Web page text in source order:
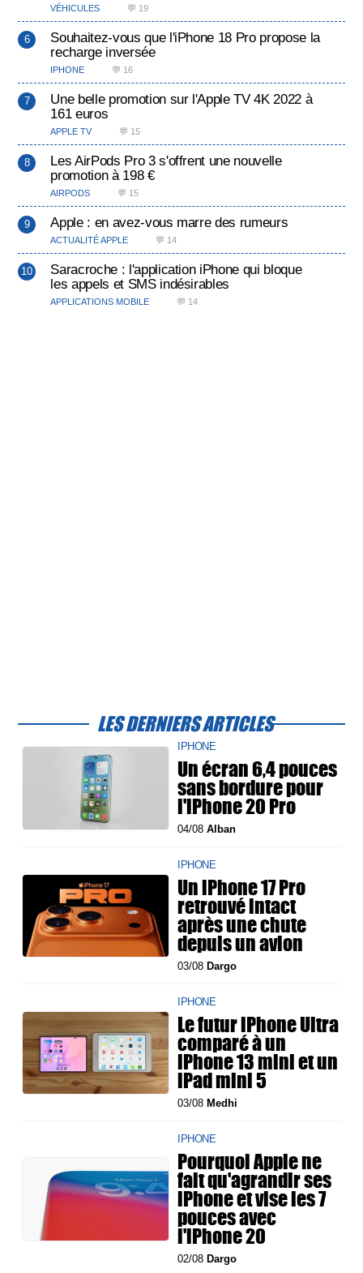
VÉHICULES 💬 19
Souhaitez-vous que l'iPhone 18 Pro propose la
recharge inversée
IPHONE 💬 16
Une belle promotion sur l'Apple TV 4K 2022 à
161 euros
APPLE TV 💬 15
Les AirPods Pro 3 s'offrent une nouvelle
promotion à 198 €
AIRPODS 💬 15
Apple : en avez-vous marre des rumeurs
ACTUALITÉ APPLE 💬 14
Saracroche : l'application iPhone qui bloque
les appels et SMS indésirables
APPLICATIONS MOBILE 💬 14
LES DERNIERS ARTICLES
IPHONE
Un écran 6,4 pouces
sans bordure pour
l'iPhone 20 Pro
04/08Alban
IPHONE
Un iPhone 17 Pro
retrouvé intact
après une chute
depuis un avion
03/08 Dargo
IPHONE
Le futur iPhone Ultra
comparé à un
iPhone 13 mini et un
iPad mini 5
03/08 Medhi
IPHONE
Pourquoi Apple ne
fait qu'agrandir ses
iPhone et vise les 7
pouces avec
l'iPhone 20
02/08 Dargo